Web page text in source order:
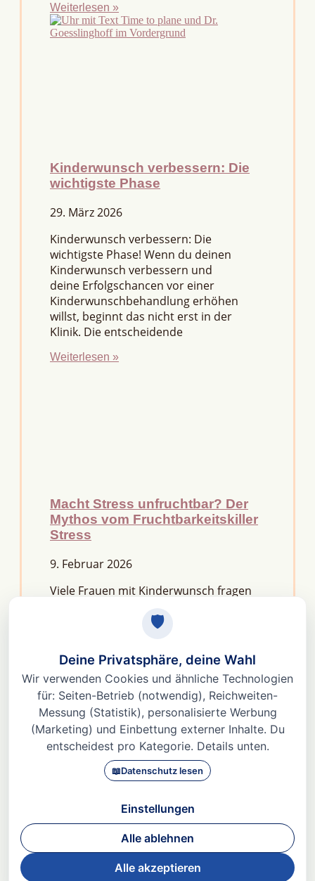
Weiterlesen »
Kinderwunsch verbessern: Die
wichtigste Phase
29. März 2026
Kinderwunsch verbessern: Die
wichtigste Phase! Wenn du deinen
Kinderwunsch verbessern und
deine Erfolgschancen vor einer
Kinderwunschbehandlung erhöhen
willst, beginnt das nicht erst in der
Klinik. Die entscheidende
Weiterlesen »
Macht Stress unfruchtbar? Der
Mythos vom Fruchtbarkeitskiller
Stress
9. Februar 2026
Viele Frauen mit Kinderwunsch fragen
kurze Antwort lautet: Nein, aber er kann
Fruchtbarkeit aus dem Gleichgewicht
bringen. Denn Stress
Weiterlesen »
© 2026 Dr. med Heidi Gößlinghoff |
|
Datenschutz|AGBs